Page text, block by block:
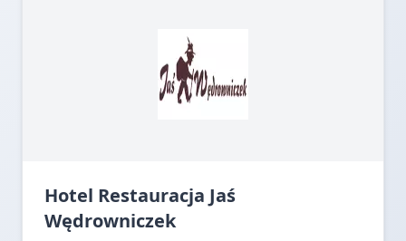
Hotel Restauracja Jaś
Wędrowniczek